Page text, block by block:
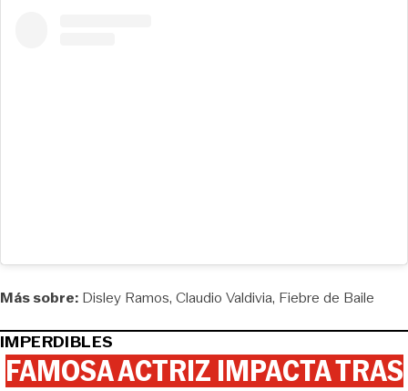
Más sobre: Disley Ramos Claudio Valdivia Fiebre de Baile
IMPERDIBLES
FAMOSA ACTRIZ IMPACTA TRAS